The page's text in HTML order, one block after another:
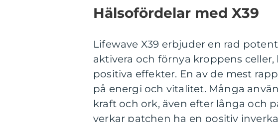
Hälsofördelar med X39
Lifewave X39 erbjuder en rad
aktivera och förnya kroppens
positiva effekter. En av de mest
på energi och vitalitet. Många
kraft och ork, även efter långa och
verkar patchen ha en positiv